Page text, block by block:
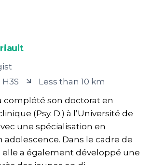
H3S
Less than 10 km
complété son doctorat en
(Psy. D.) à l’Université de
une spécialisation en
adolescence. Dans le cadre de
elle a également développé une